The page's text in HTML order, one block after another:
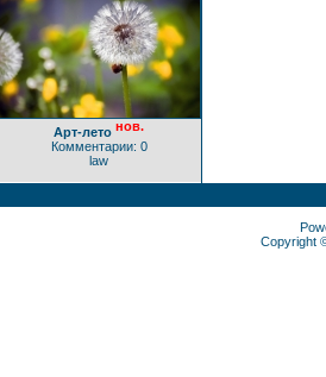
Арт-лето нов.
Комментарии: 0
law
Copyright